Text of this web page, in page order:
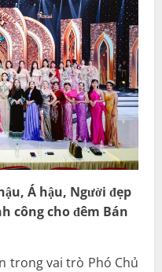
Á hậu, Người đẹp
công cho đêm Bán
trong vai trò Phó Chủ